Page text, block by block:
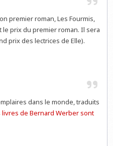
premier roman, Les Fourmis,
le prix du premier roman. Il sera
prix des lectrices de Elle).
dans le monde, traduits
livres de Bernard Werber sont